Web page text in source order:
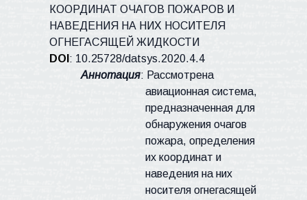
КООРДИНАТ ОЧАГОВ ПОЖАРОВ И
НАВЕДЕНИЯ НА НИХ НОСИТЕЛЯ
ОГНЕГАСЯЩЕЙ ЖИДКОСТИ
DOI : 10.25728/datsys.2020.4.4
Аннотация: Рассмотрена
авиационная система,
предназначенная для
обнаружения очагов
пожара, определения
их координат и
наведения на них
носителя огнегасящей